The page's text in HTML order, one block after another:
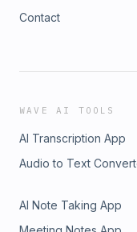
Contact
WAVE AI TOOLS
AI Transcription App
Audio to Text
AI Note Taking App